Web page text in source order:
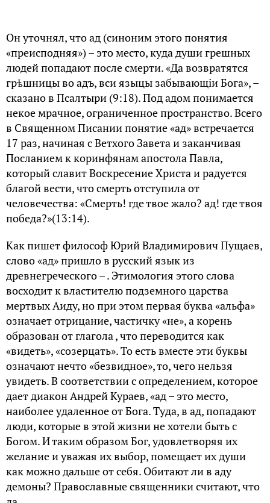
Он уточнял, что ад (синоним этого понятия
«преисподняя») – это место, куда души грешных
людей попадают после смерти. «Да возвратятся
грѣшницы во адъ, вси языцы забывающiи Бога», –
сказано в Псалтыри (9:18). Под адом понимается
некое мрачное, ограниченное пространство. Всего
в Священном Писании понятие «ад» встречается
17 раз, начиная с Ветхого Завета и заканчивая
Посланием к коринфянам апостола Павла,
который славит Воскресение Христа и радуется
благой вести, что смерть отступила от
человечества: «Смерть! где твое жало? ад! где твоя
победа?»(13:14).
Как пишет философ Юрий Владимирович Пущаев,
слово «ад» пришло в русский язык из
древнегреческого – . Этимология этого слова
восходит к властителю подземного царства
мертвых Аиду, но при этом первая буква «альфа»
означает отрицание, частичку «не», а корень
образован от глагола , что переводится как
«видеть», «созерцать». То есть вместе эти буквы
означают нечто «безвидное», то, чего нельзя
увидеть. В соответствии с определением, которое
дает диакон Андрей Кураев, «ад – это место,
наиболее удаленное от Бога. Туда, в ад, попадают
люди, которые в этой жизни не хотели быть с
Богом. И таким образом Бог, удовлетворяя их
желание и уважая их выбор, помещает их души
как можно дальше от себя. Обитают ли в аду
демоны? Православные священники считают, что